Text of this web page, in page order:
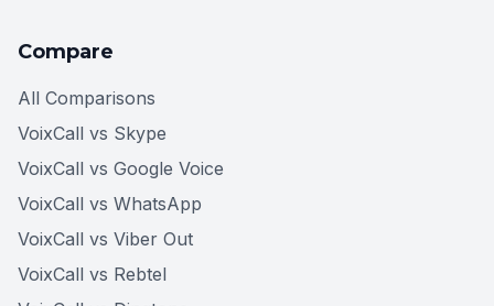
Compare
All Comparisons
VoixCall vs Skype
VoixCall vs Google Voice
VoixCall vs WhatsApp
VoixCall vs Viber Out
VoixCall vs Rebtel